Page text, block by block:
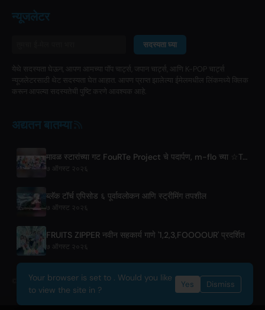
न्यूजलेटर
सदस्यता घ्या
येथे सदस्यता घेऊन, आपण आमच्या पॉप चार्ट्स, जपान चार्ट्स, आणि K-POP चार्ट्स
न्यूजलेटरसाठी थेट सदस्यता घेत आहात. आपण प्राप्त झालेल्या ईमेलमधील लिंकमध्ये क्लिक
करून आपल्या सदस्यतेची पुष्टि करणे आवश्यक आहे.
अद्यतन बातम्या
मावळ स्टारांच्या गट FouRTe Project चे पदार्पण, m-flo च्या ☆Taku Takahashi यांनी निर्मिलेलं 'ALL IN' अल्बम
७ ऑगस्ट २०२६
ब्लॅक टॉर्च एपिसोड ६ पूर्वावलोकन आणि स्ट्रीमिंग तपशील
७ ऑगस्ट २०२६
FRUITS ZIPPER नवीन सहकार्य गाणे '1,2,3,FOOOOUR' प्रदर्शित
७ ऑगस्ट २०२६
© 2026 OnlyHit. All rights reserved. - Metadata provided byACRCloud
Your browser is set to . Would you like
to view the site in ?
Yes Dismiss